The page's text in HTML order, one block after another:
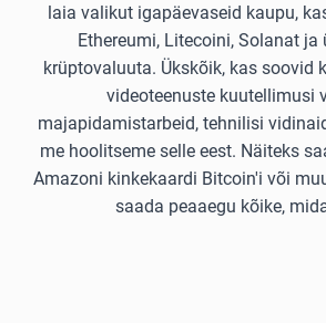
laia valikut igapäevaseid kaupu,
Ethereumi, Litecoini, Solanat ja
krüptovaluuta. Ükskõik, kas soovid
videoteenuste kuutellimusi
majapidamistarbeid, tehnilisi
me hoolitseme selle eest. Näiteks
Amazoni kinkekaardi Bitcoin'i või
saada peaaegu kõike,